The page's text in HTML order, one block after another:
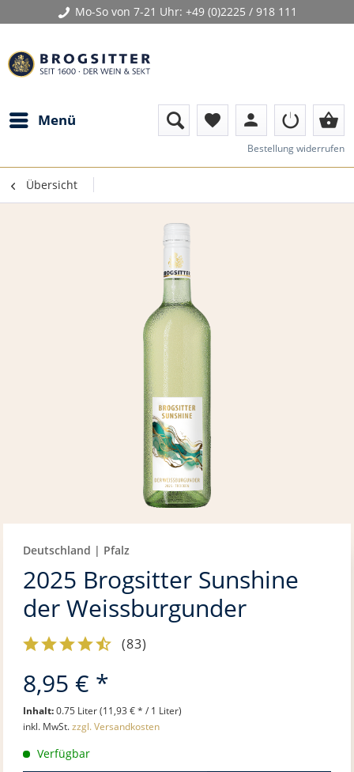
Mo-So von 7-21 Uhr: +49 (0)2225 / 918 111
Menü favorite person shopping_basket
Bestellung widerrufen
Übersicht
Deutschland | Pfalz
2025 Brogsitter Sunshine
der Weissburgunder
(83)
8,95 € *
Inhalt:0.75 Liter (11,93 € * / 1 Liter)
inkl. MwSt.zzgl. Versandkosten
Verfügbar